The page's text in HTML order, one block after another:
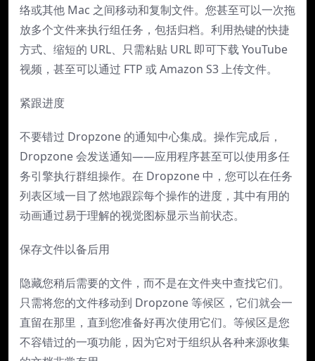
络或其他 Mac 之间移动和复制文件。您甚至可以一次拖
放多个文件来执行组任务，包括归档。利用热键的快捷
方式、缩短的 URL、只需粘贴 URL 即可下载 YouTube
视频，甚至可以通过 FTP 或 Amazon S3 上传文件。
紧跟进度
不要错过 Dropzone 的通知中心集成。操作完成后，
Dropzone 会发送通知——应用程序甚至可以使用多任
务引擎执行群组操作。在 Dropzone 中，您可以在任务
列表区域一目了然地跟踪每个操作的进度，其中有用的
动画通过易于理解的视觉图标显示当前状态。
保存文件以备后用
隐藏您稍后需要的文件，而不是在文件夹中查找它们。
只需将您的文件移动到 Dropzone 等候区，它们就会一
直留在那里，直到您准备好再次使用它们。等候区是您
不容错过的一项功能，因为它对于组织从各种来源收集